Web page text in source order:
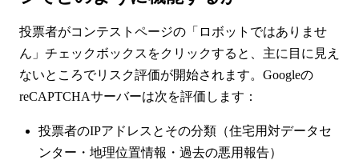
投票者がコンテストページの「ロボットではありませ
ん」チェックボックスをクリックすると、主に目に見え
ないところでリスク評価が開始されます。Googleの
reCAPTCHAサーバーは次を評価します：
投票者のIPアドレスとその分類（住宅用対データセ
ンター・地理位置情報・過去の悪用報告）